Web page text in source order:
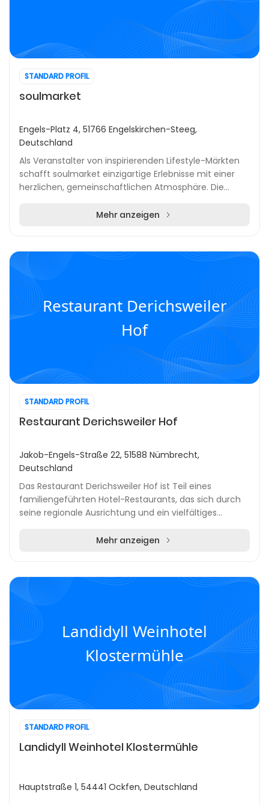
STANDARD PROFIL
soulmarket
Engels-Platz 4, 51766 Engelskirchen-Steeg,
Deutschland
Als Veranstalter von inspirierenden Lifestyle-Märkten
schafft soulmarket einzigartige Erlebnisse mit einer
herzlichen, gemeinschaftlichen Atmosphäre. Die
Mehr anzeigen
Restaurant Derichsweiler
Hof
STANDARD PROFIL
Restaurant Derichsweiler Hof
Jakob-Engels-Straße 22, 51588 Nümbrecht,
Deutschland
Das Restaurant Derichsweiler Hof ist Teil eines
familiengeführten Hotel-Restaurants, das sich durch
seine regionale Ausrichtung und ein vielfältiges
Mehr anzeigen
Landidyll Weinhotel
Klostermühle
STANDARD PROFIL
Landidyll Weinhotel Klostermühle
Hauptstraße 1, 54441 Ockfen, Deutschland